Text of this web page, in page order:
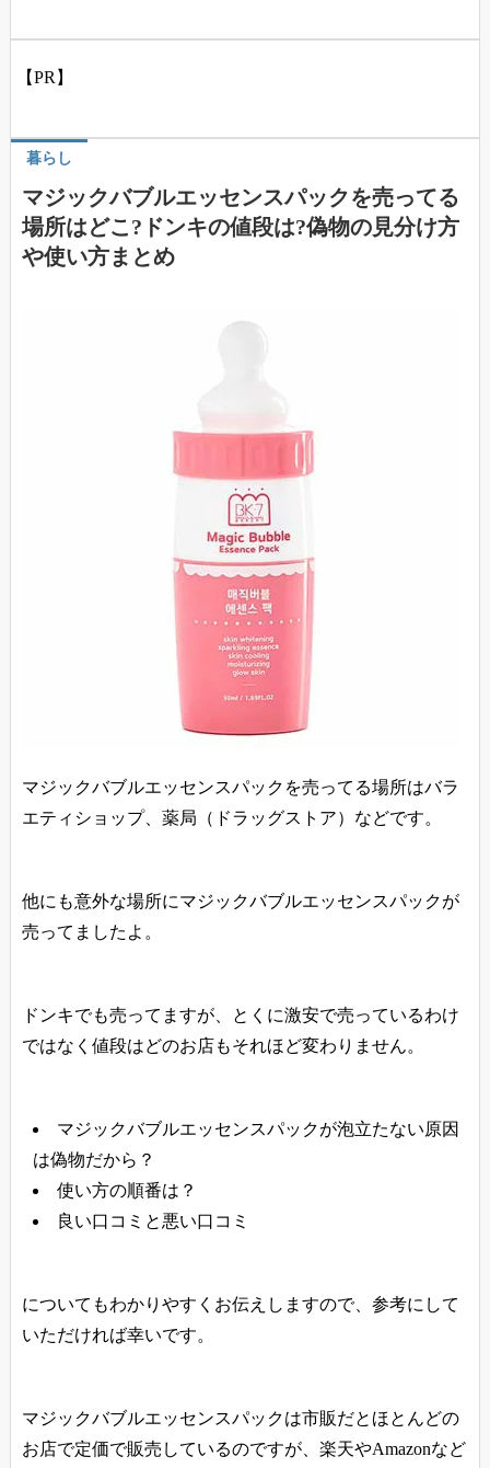
【PR】
暮らし
マジックバブルエッセンスパックを売ってる
場所はどこ?ドンキの値段は?偽物の見分け方
や使い方まとめ
マジックバブルエッセンスパックを売ってる場所はバラ
エティショップ、薬局（ドラッグストア）などです。
他にも意外な場所にマジックバブルエッセンスパックが
売ってましたよ。
ドンキでも売ってますが、とくに激安で売っているわけ
ではなく値段はどのお店もそれほど変わりません。
マジックバブルエッセンスパックが泡立たない原因
は偽物だから？
使い方の順番は？
良い口コミと悪い口コミ
についてもわかりやすくお伝えしますので、参考にして
いただければ幸いです。
マジックバブルエッセンスパックは市販だとほとんどの
お店で定価で販売しているのですが、楽天やAmazonなど